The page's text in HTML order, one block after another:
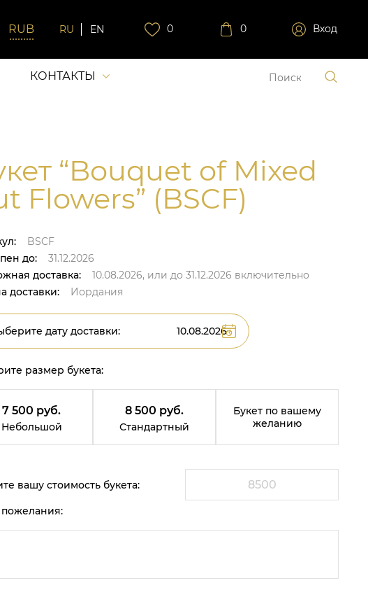
RU EN 0 0 Вход
КОНТАКТЫ
“Bouquet of Mixed
Flowers” (BSCF)
BSCF
до:
31.12.2026
доставка:
10.08.2026, или до 31.12.2026 включительно
доставки:
Иордания
дату доставки:
размер букета:
7 500 руб.
Небольшой
8 500 руб.
Стандартный
Букет по вашему
желанию
вашу стоимость букета: